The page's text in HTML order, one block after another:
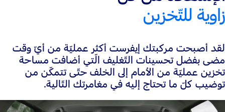
زاوية للتّخزين
لقد أصبحت مركبتك إيفرست أكثر عمليّة من أيّ وقت
مضى بفضل تحسينات التّغليف الّتي أضافت مساحة
تخزين عمليّة من الأمام إلى الخلف حتّى تتمكّن من
توضيب كلّ ما تحتاج إليه في مغامرتك التّالية.